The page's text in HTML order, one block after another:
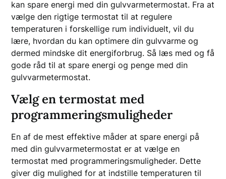
kan spare energi med din gulvvarmetermostat. Fra at
vælge den rigtige termostat til at regulere
temperaturen i forskellige rum individuelt, vil du
lære, hvordan du kan optimere din gulvvarme og
dermed mindske dit energiforbrug. Så læs med og få
gode råd til at spare energi og penge med din
gulvvarmetermostat.
Vælg en termostat med
programmeringsmuligheder
En af de mest effektive måder at spare energi på
med din gulvvarmetermostat er at vælge en
termostat med programmeringsmuligheder. Dette
giver dig mulighed for at indstille temperaturen til